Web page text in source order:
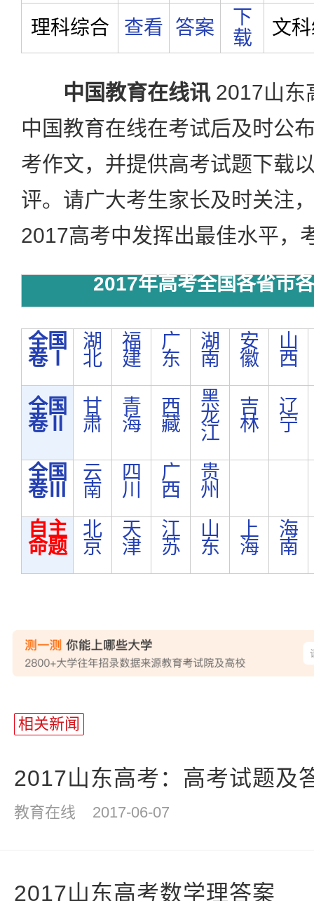
理科综合 查看 答案
下
载
文
中国教育在线讯2017山东
中国教育在线在考试后及时公
考作文，并提供高考试题下载
评。请广大考生家长及时关注
2017高考中发挥出最佳水平，
2017年高考全国各省市
全国
卷Ⅰ
湖
北
福
建
广
东
湖
南
安
徽
山
西
全国
卷Ⅱ
甘
肃
青
海
西
藏
黑
龙
江
吉
林
辽
宁
全国
卷Ⅲ
云
南
四
川
广
西
贵
州
自主
命题
北
京
天
津
江
苏
山
东
上
海
海
南
相关新闻
2017山东高考：高考试题及
教育在线 2017-06-07
2017山东高考数学理答案